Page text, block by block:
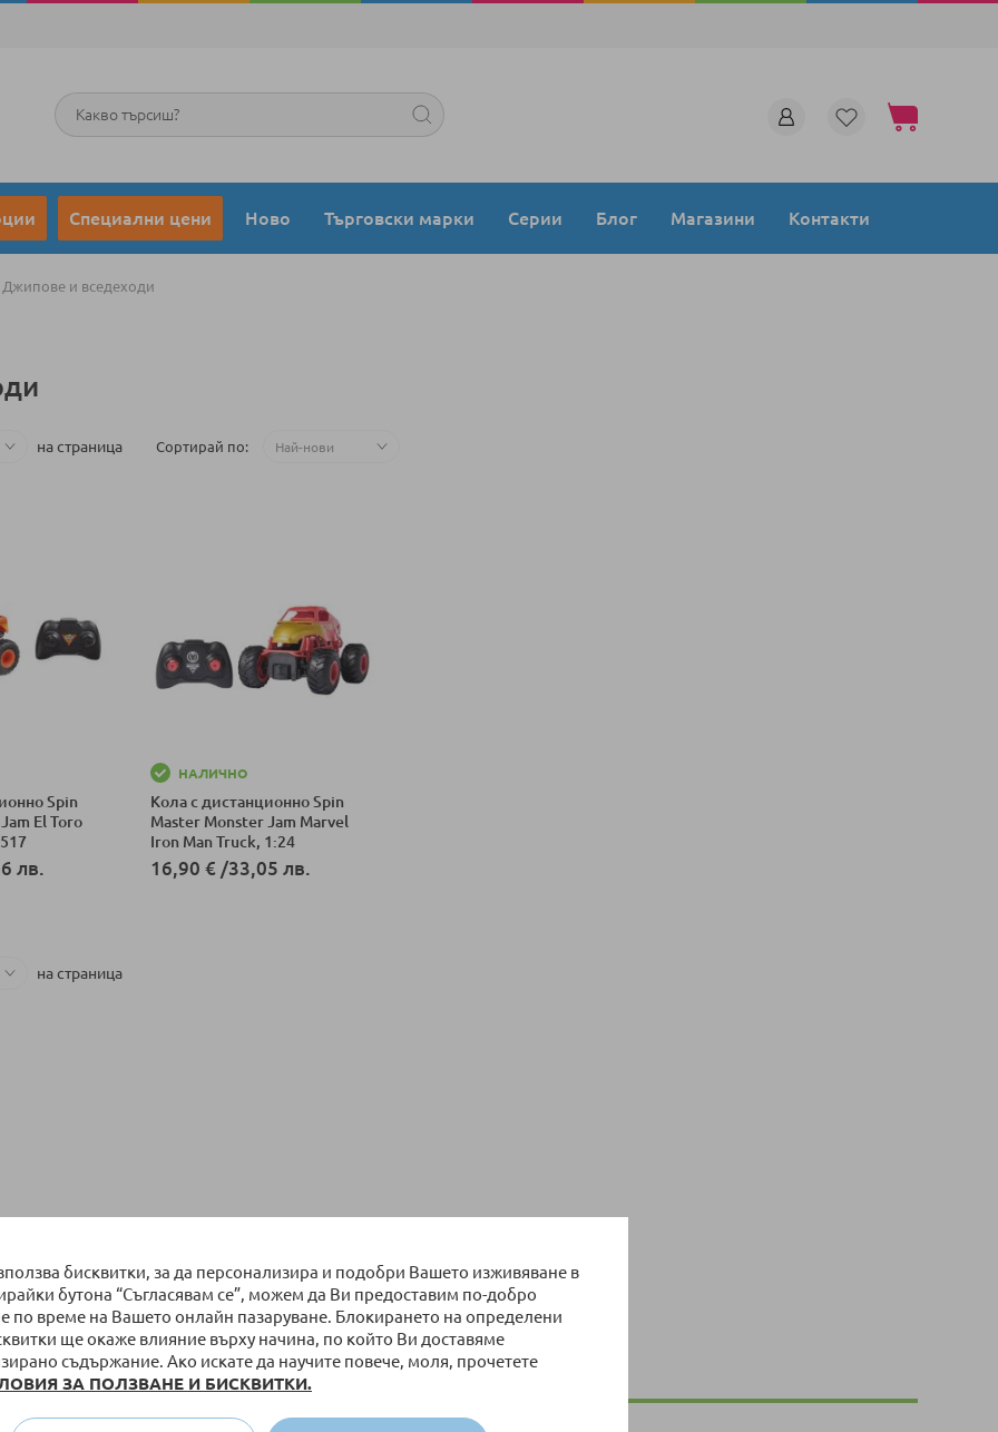
бисквитки, за да персонализира и подобри Вашето изживяване в
бутона “Съгласявам се”, можем да Ви предоставим по-добро
по време на Вашето онлайн пазаруване. Блокирането на определени
ще окаже влияние върху начина, по който Ви доставяме
съдържание. Ако искате да научите повече, моля, прочетете
ЗА ПОЛЗВАНЕ И БИСКВИТКИ.
Моята количка
Търсене
Специални цени Ново Търговски марки Серии Блог Магазини Контакти
Джипове и вседеходи
на страница Сортирай по
Spin
El Toro
лв.
НАЛИЧНО
Кола с дистанционно Spin
Master Monster Jam Marvel
Iron Man Truck, 1:24
16,90 € /33,05 лв.
на страница